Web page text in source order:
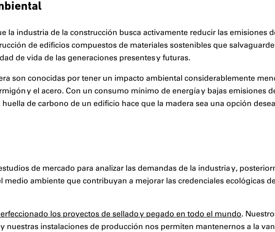
la industria de la construcción busca activamente reducir las emisiones
de edificios compuestos de materiales sostenibles que
de vida de las generaciones presentes y futuras.
son conocidas por tener un impacto ambiental considerablemente
y el acero. Con un consumo mínimo de energía y bajas emisiones
de carbono de un edificio hace que la madera sea una opción
de mercado para analizar las demandas de la industria y,
medio ambiente que contribuyan a mejorar las credenciales ecológicas
los proyectos de sellado y pegado en todo el mundo.
nuestras instalaciones de producción nos permiten mantenernos a la